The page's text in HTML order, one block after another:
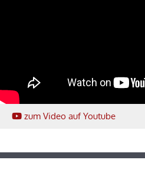
zum Video auf Youtube